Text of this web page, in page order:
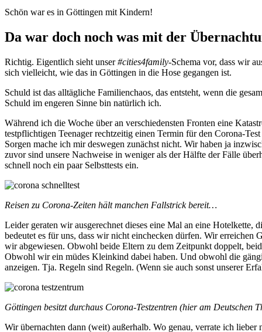
Schön war es in Göttingen mit Kindern!
Da war doch noch was mit der
Richtig. Eigentlich sieht unser#cities4family-Schema vor, dass wir
sich vielleicht, wie das in Göttingen in die Hose gegangen ist.
Schuld ist das alltägliche Familienchaos, das entsteht, wenn die
Schuld im engeren Sinne bin natürlich ich.
Während ich die Woche über an verschiedensten Fronten eine
testpflichtigen Teenager rechtzeitig einen Termin für den Corona-
Sorgen mache ich mir deswegen zunächst nicht. Wir haben ja
zuvor sind unsere Nachweise in weniger als der Hälfte der Fälle
schnell noch ein paar Selbsttests ein.
Reisen zu Corona-Zeiten hält manchen Fallstrick bereit…
Leider geraten wir ausgerechnet dieses eine Mal an eine
bedeutet es für uns, dass wir nicht einchecken dürfen. Wir erreichen
wir abgewiesen. Obwohl beide Eltern zu dem Zeitpunkt doppelt,
Obwohl wir ein müdes Kleinkind dabei haben. Und obwohl die
anzeigen. Tja. Regeln sind Regeln. (Wenn sie auch sonst unserer
Göttingen besitzt durchaus Corona-Testzentren (hier am Deutschen
Wir übernachten dann (weit) außerhalb. Wo genau, verrate ich